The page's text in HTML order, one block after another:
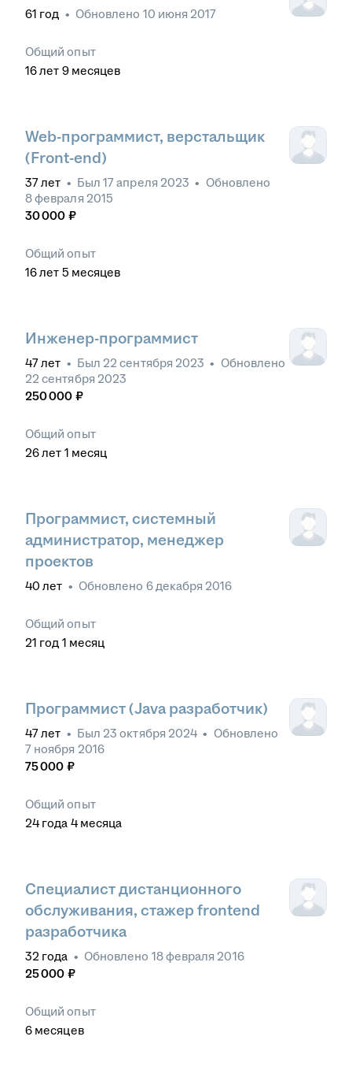
61 год • Обновлено 10 июня 2017
Общий опыт
16лет 9 месяцев
Web-программист, верстальщик
(Front-end)
37лет • Был 17 апреля 2023 • Обновлено
8 февраля 2015
30 000 ₽
Общий опыт
16лет 5 месяцев
Инженер-программист
47лет • Был 22 сентября 2023 • Обновлено
22 сентября 2023
250 000 ₽
Общий опыт
26лет 1 месяц
Программист, системный
администратор, менеджер
проектов
40 лет • Обновлено 6 декабря 2016
Общий опыт
21 год 1 месяц
Программист (Java разработчик)
47лет • Был 23 октября 2024 • Обновлено
7 ноября 2016
75 000 ₽
Общий опыт
24 года 4 месяца
Специалист дистанционного
обслуживания, стажер frontend
разработчика
32 года • Обновлено 18 февраля 2016
25 000 ₽
Общий опыт
6 месяцев